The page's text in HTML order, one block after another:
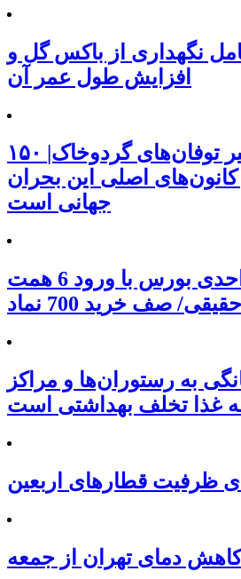
نگهداری از باکس گل و
افزایش طول عمر آن
۱۵۰ کشور درگیر توفان‌های گردوخاک|
کانون‌های اصلی این بحران
جهانی است
رشد 130 هزار واحدی بورس با ورود 6 همت
صف خرید 700 نماد
به رستوران‌ها و مراکز
غذا تخلف بهداشتی است
کاهش دمای تهران از جمعه